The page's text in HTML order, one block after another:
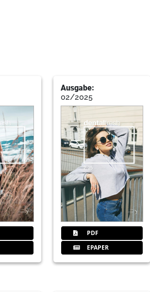
Ausgabe:
02/2025
PDF
EPAPER